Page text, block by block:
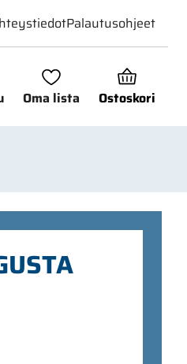
Oma lista Ostoskori
Palautusohjeet